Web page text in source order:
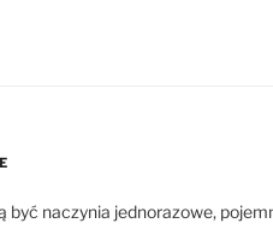
być naczynia jednorazowe,